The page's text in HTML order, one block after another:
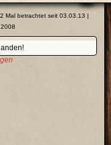
Mal betrachtet seit 03.03.13 |